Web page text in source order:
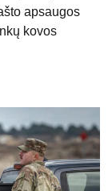
apsaugos
kovos